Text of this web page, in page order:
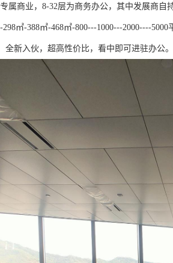
商业，8-32层为商务办公，其中发展商自
㎡-388㎡-468㎡-800---1000---2000----
全新入伙，超高性价比，看中即可进驻办公